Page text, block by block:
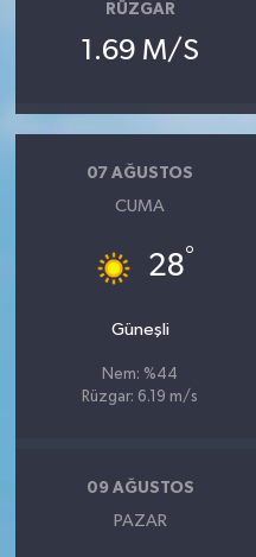
RÜZGAR
1.69 M/S
07 AĞUSTOS
CUMA
28°
Güneşli
Nem: %44
Rüzgar: 6.19 m/s
09 AĞUSTOS
PAZAR